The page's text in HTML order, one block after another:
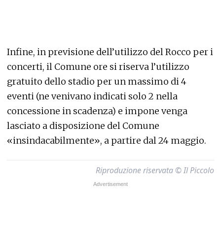
Infine, in previsione dell’utilizzo del Rocco per i
concerti, il Comune ore si riserva l’utilizzo
gratuito dello stadio per un massimo di 4
eventi (ne venivano indicati solo 2 nella
concessione in scadenza) e impone venga
lasciato a disposizione del Comune
«insindacabilmente», a partire dal 24 maggio.
Riproduzione riservata © Il Piccolo